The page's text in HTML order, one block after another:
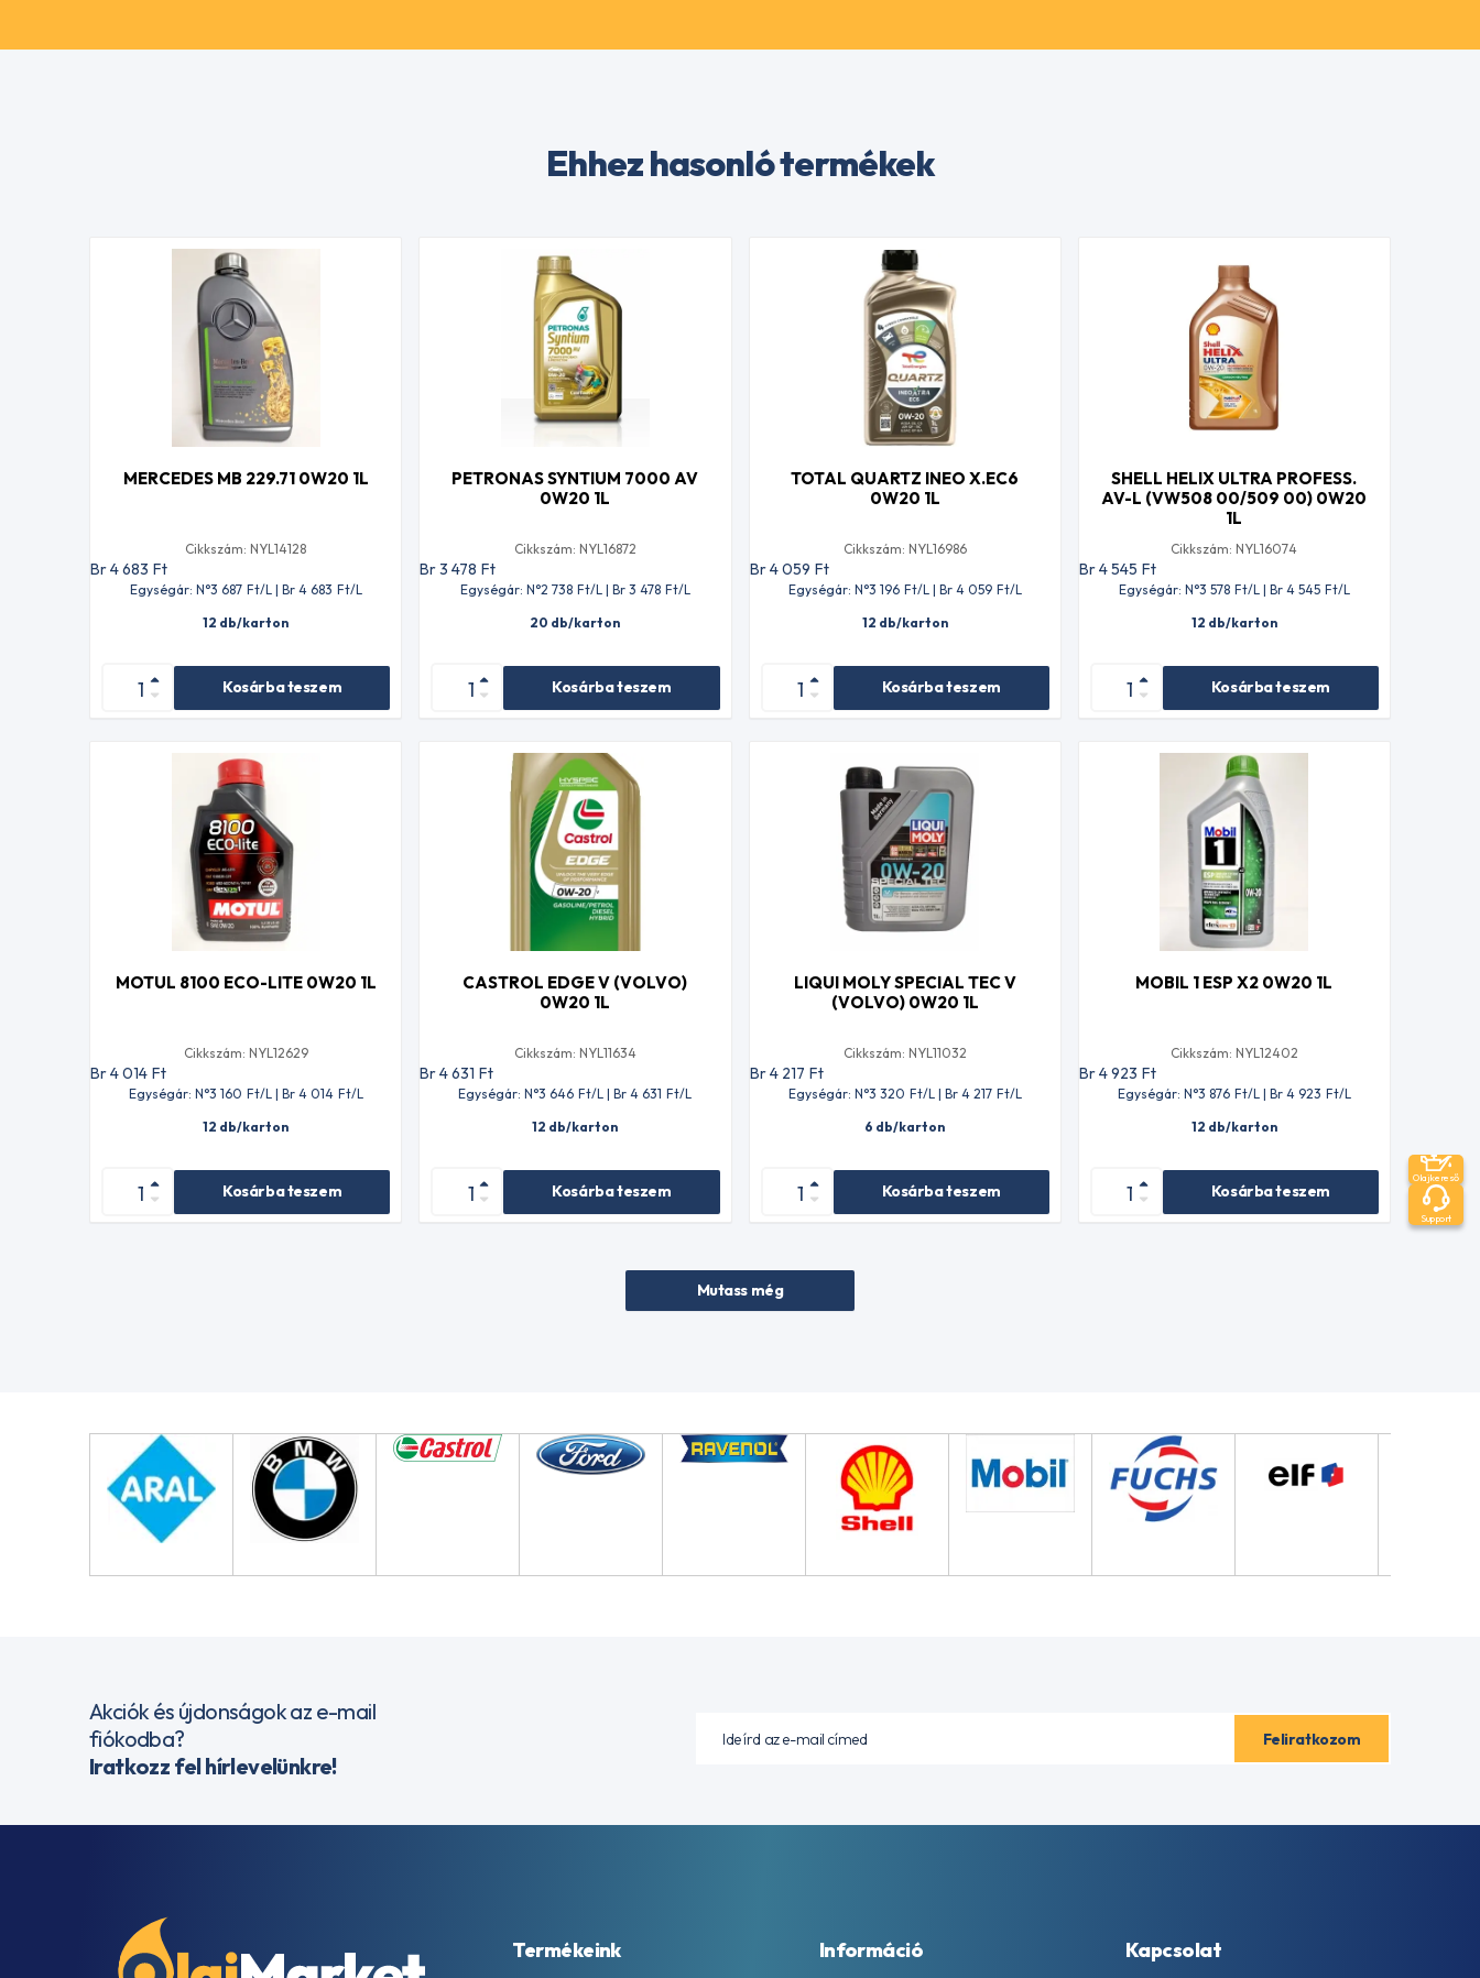
Ehhez hasonló termékek
MERCEDES MB 229.71 0W20 1L
Cikkszám: NYL14128
Br 4 683 Ft
Egységár: N°3 687 Ft/L | Br 4 683 Ft/L
12 db/karton
Kosárba teszem
PETRONAS SYNTIUM 7000 AV
0W20 1L
Cikkszám: NYL16872
Br 3 478 Ft
Egységár: N°2 738 Ft/L | Br 3 478 Ft/L
20 db/karton
Kosárba teszem
TOTAL QUARTZ INEO X.EC6
0W20 1L
Cikkszám: NYL16986
Br 4 059 Ft
Egységár: N°3 196 Ft/L | Br 4 059 Ft/L
12 db/karton
Kosárba teszem
SHELL HELIX ULTRA PROFESS.
AV-L (VW508 00/509 00) 0W20
1L
Cikkszám: NYL16074
Br 4 545 Ft
Egységár: N°3 578 Ft/L | Br 4 545 Ft/L
12 db/karton
Kosárba teszem
MOTUL 8100 ECO-LITE 0W20 1L
Cikkszám: NYL12629
Br 4 014 Ft
Egységár: N°3 160 Ft/L | Br 4 014 Ft/L
12 db/karton
Kosárba teszem
CASTROL EDGE V (VOLVO)
0W20 1L
Cikkszám: NYL11634
Br 4 631 Ft
Egységár: N°3 646 Ft/L | Br 4 631 Ft/L
12 db/karton
Kosárba teszem
LIQUI MOLY SPECIAL TEC V
(VOLVO) 0W20 1L
Cikkszám: NYL11032
Br 4 217 Ft
Egységár: N°3 320 Ft/L | Br 4 217 Ft/L
6 db/karton
Kosárba teszem
MOBIL 1 ESP X2 0W20 1L
Cikkszám: NYL12402
Br 4 923 Ft
Egységár: N°3 876 Ft/L | Br 4 923 Ft/L
12 db/karton
Kosárba teszem
Mutass még
Akciók és újdonságok az e-mail
fiókodba?
Iratkozz fel hírlevelünkre!
Termékeink Információ Kapcsolat
Olajkereső
Support